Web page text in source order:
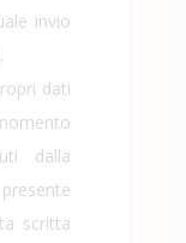
invio
dati
dalla
scritta